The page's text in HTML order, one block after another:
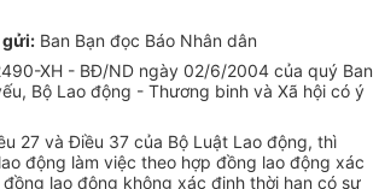
gửi: Ban Bạn đọc Báo Nhân dân
XH - BĐ/ND ngày 02/6/2004 của quý Ban
Bộ Lao động - Thương binh và Xã hội có ý
27 và Điều 37 của Bộ Luật Lao động, thì
động làm việc theo hợp đồng lao động xác
lao động không xác định thời hạn có sự